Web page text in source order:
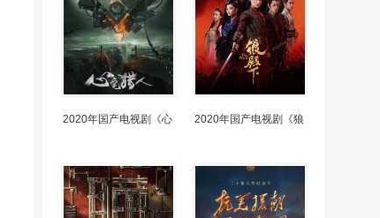
2020年国产电视剧《心 2020年国产电视剧《狼